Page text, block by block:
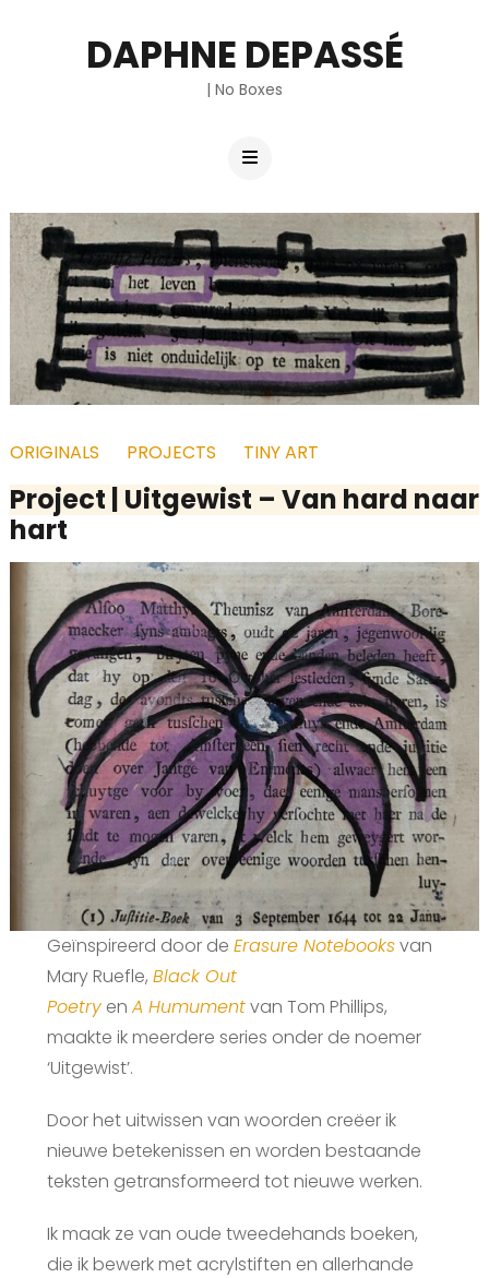
DAPHNE DEPASSÉ
| No Boxes
ORIGINALS PROJECTS TINY ART
Project | Uitgewist – Van hard naar
hart
Geïnspireerd door deErasure Notebooksvan
Mary Ruefle,Black Out
Poetry enA Humumentvan Tom Phillips,
maakte ik meerdere series onder de noemer
‘Uitgewist’.
Door het uitwissen van woorden creëer ik
nieuwe betekenissen en worden bestaande
teksten getransformeerd tot nieuwe werken.
Ik maak ze van oude tweedehands boeken,
die ik bewerk met acrylstiften en allerhande